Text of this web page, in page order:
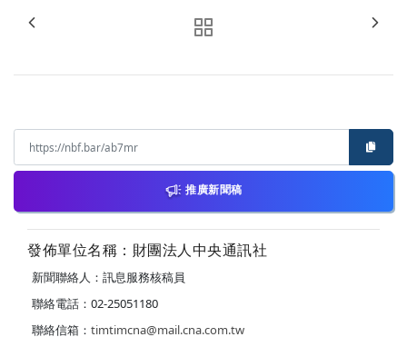
推廣新聞稿
發佈單位名稱：財團法人中央通訊社
新聞聯絡人：訊息服務核稿員
聯絡電話：02-25051180
聯絡信箱： timtimcna@mail.cna.com.tw